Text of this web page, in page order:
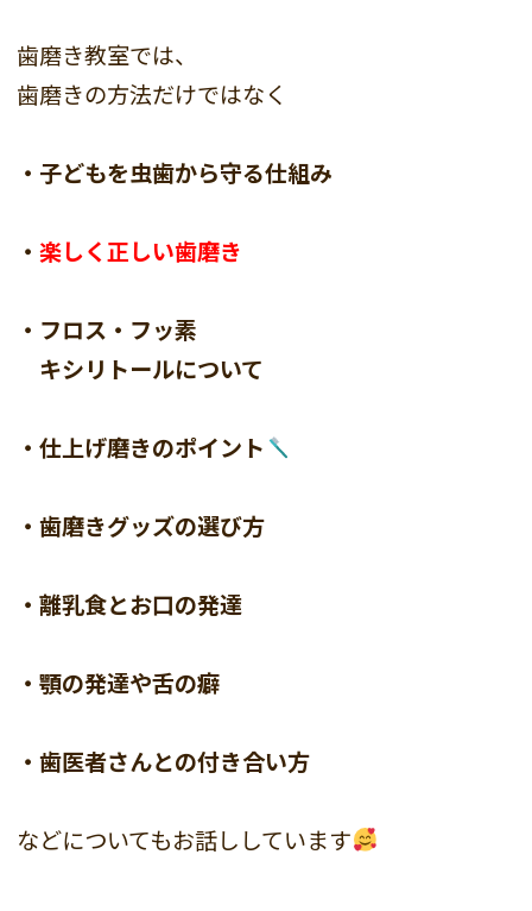
歯磨き教室では、
歯磨きの方法だけではなく
・子どもを虫歯から守る仕組み
・楽しく正しい歯磨き
・フロス・フッ素
キシリトールについて
・仕上げ磨きのポイント
・歯磨きグッズの選び方
・離乳食とお口の発達
・顎の発達や舌の癖
・歯医者さんとの付き合い方
などについてもお話ししています